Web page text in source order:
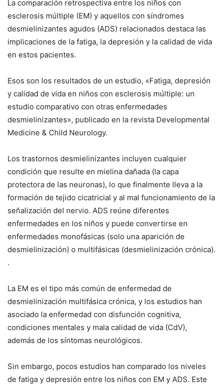
La comparación retrospectiva entre los niños con
esclerosis múltiple (EM) y aquellos con síndromes
desmielinizantes agudos (ADS) relacionados destaca las
implicaciones de la fatiga, la depresión y la calidad de vida
en estos pacientes.
Esos son los resultados de un estudio, «Fatiga, depresión
y calidad de vida en niños con esclerosis múltiple: un
estudio comparativo con otras enfermedades
desmielinizantes», publicado en la revista Developmental
Medicine & Child Neurology.
Los trastornos desmielinizantes incluyen cualquier
condición que resulte en mielina dañada (la capa
protectora de las neuronas), lo que finalmente lleva a la
formación de tejido cicatricial y al mal funcionamiento de la
señalización del nervio. ADS reúne diferentes
enfermedades en los niños y puede convertirse en
enfermedades monofásicas (solo una aparición de
desmielinización) o multifásicas (desmielinización crónica).
.
La EM es el tipo más común de enfermedad de
desmielinización multifásica crónica, y los estudios han
asociado la enfermedad con disfunción cognitiva,
condiciones mentales y mala calidad de vida (CdV),
además de los síntomas neurológicos.
Sin embargo, pocos estudios han comparado los niveles
de fatiga y depresión entre los niños con EM y ADS. Este